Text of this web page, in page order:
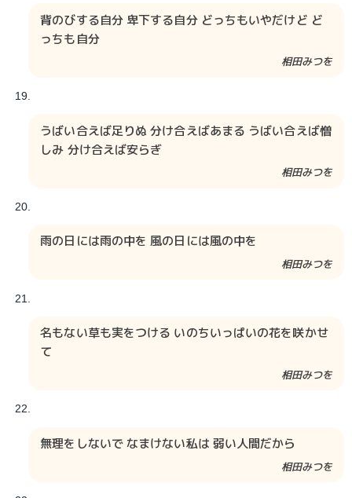
背のびする自分 卑下する自分 どっちもいやだけど ど
っちも自分
相田みつを​​
うばい合えば足りぬ 分け合えばあまる うばい合えば憎
しみ 分け合えば安らぎ
相田みつを​​
雨の日には雨の中を 風の日には風の中を
相田みつを​​
名もない草も実をつける いのちいっぱいの花を咲かせ
て
相田みつを​​
無理をしないで なまけない私は 弱い人間だから
相田みつを​​